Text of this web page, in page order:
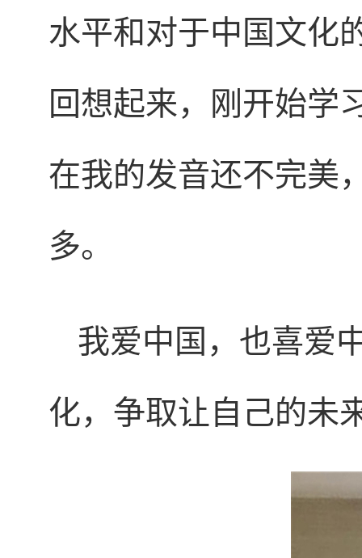
水平和对于中国文化
回想起来，刚开始学
在我的发音还不完美
多。
我爱中国，也喜爱
化，争取让自己的未